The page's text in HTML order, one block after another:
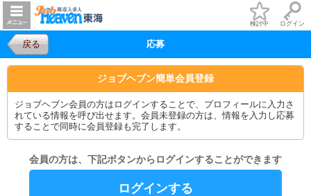
検討中 ログイン
戻る 応募
ジョブヘブン簡単会員登録
ジョブヘブン会員の方はログインすることで、プロフィールに入力さ
れている情報を呼び出せます。会員未登録の方は、情報を入力し応募
することで同時に会員登録も完了します。
会員の方は、下記ボタンからログインすることができます
ログインする